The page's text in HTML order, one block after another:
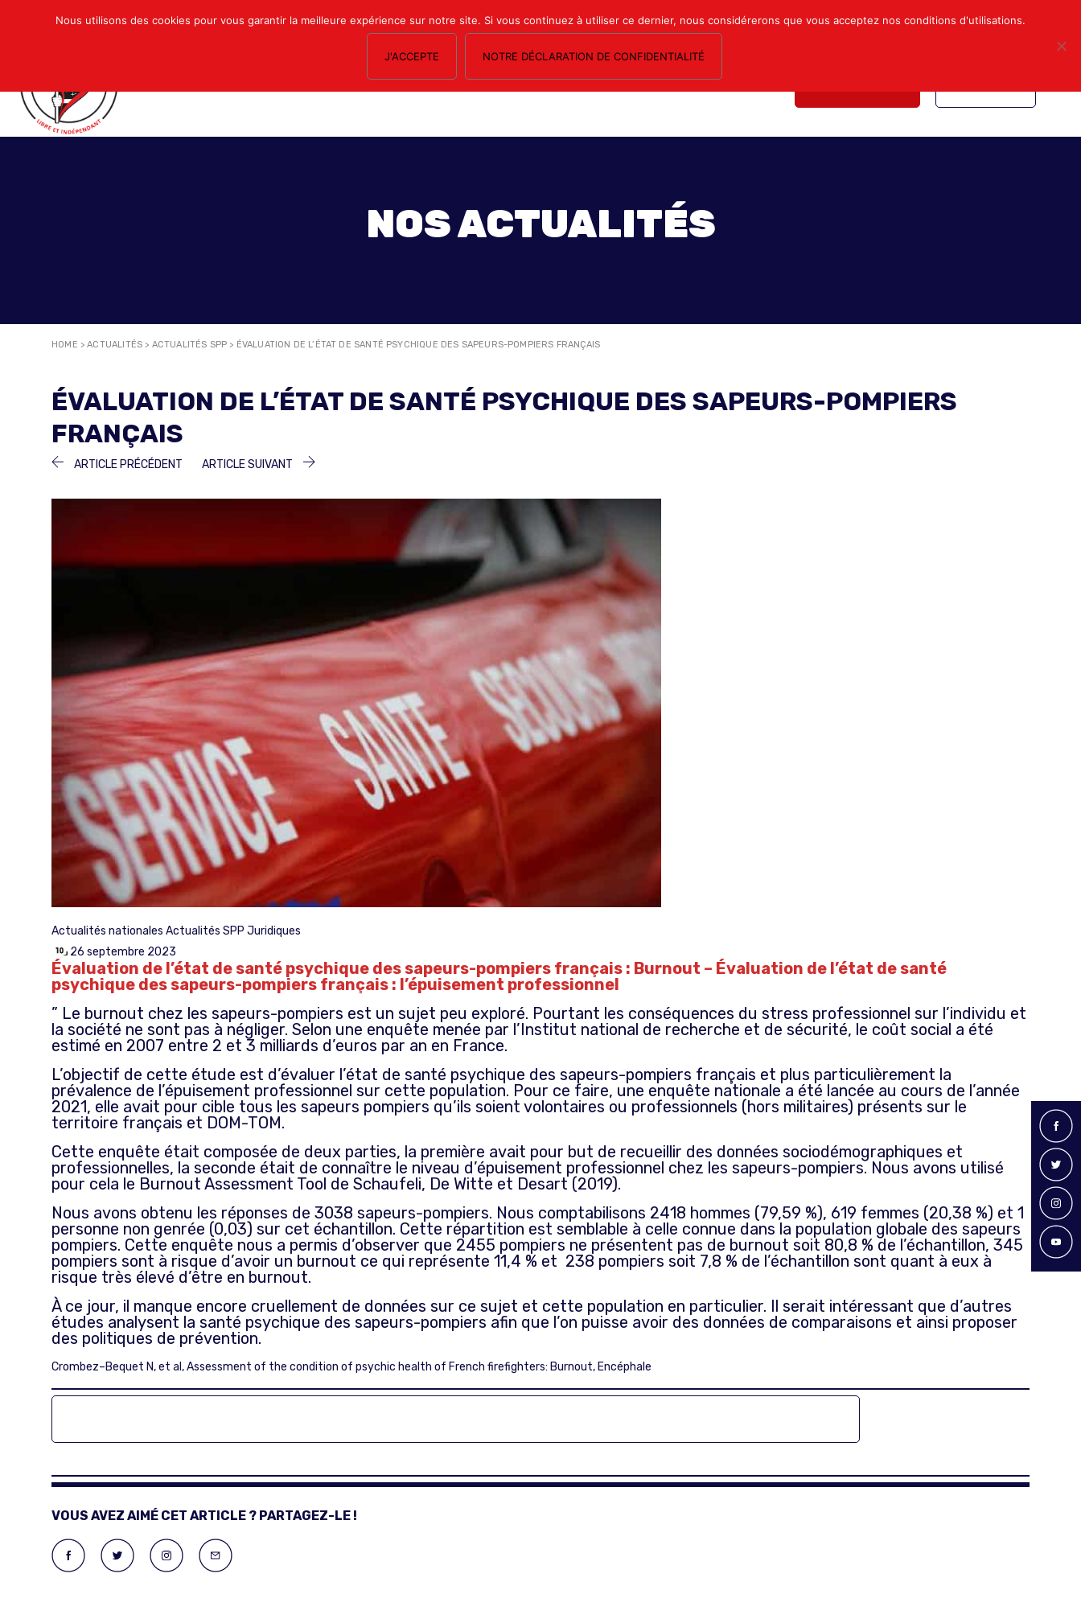
Mon compte Nous contacter
NOS SECTIONS LE MAGAZINE ESPACE ADHÉRENTS FORMATION SYNDICALE
NOS ACTUALITÉS
HOME >ACTUALITÉS > ACTUALITÉS SPP > ÉVALUATION DE L’ÉTAT DE SANTÉ PSYCHIQUE DES SAPEURS-POMPIERS FRANÇAIS
ÉVALUATION DE L’ÉTAT DE SANTÉ PSYCHIQUE DES SAPEURS-POMPIERS
FRANÇAIS
NAVIGATION
ARTICLE PRÉCÉDENT ARTICLE
ARTICLE SUIVANT
ARTICLE
Actualités nationales Actualités SPP Juridiques
26 septembre 2023
Évaluation de l’état de santé psychique des sapeurs-pompiers français : Burnout – Évaluation de l’état de santé
psychique des sapeurs-pompiers français : l’épuisement professionnel
” Le burnout chez les sapeurs-pompiers est un sujet peu exploré. Pourtant les conséquences du stress professionnel sur l’individu et
la société ne sont pas à négliger. Selon une enquête menée par l’Institut national de recherche et de sécurité, le coût social a été
estimé en 2007 entre 2 et 3 milliards d’euros par an en France.
L’objectif de cette étude est d’évaluer l’état de santé psychique des sapeurs-pompiers français et plus particulièrement la
prévalence de l’épuisement professionnel sur cette population. Pour ce faire, une enquête nationale a été lancée au cours de l’année
2021, elle avait pour cible tous les sapeurs pompiers qu’ils soient volontaires ou professionnels (hors militaires) présents sur le
territoire français et DOM-TOM.
Cette enquête était composée de deux parties, la première avait pour but de recueillir des données sociodémographiques et
professionnelles, la seconde était de connaître le niveau d’épuisement professionnel chez les sapeurs-pompiers. Nous avons utilisé
pour cela le Burnout Assessment Tool de Schaufeli, De Witte et Desart (2019).
Nous avons obtenu les réponses de 3038 sapeurs-pompiers. Nous comptabilisons 2418 hommes (79,59 %), 619 femmes (20,38 %) et 1
personne non genrée (0,03) sur cet échantillon. Cette répartition est semblable à celle connue dans la population globale des sapeurs
pompiers. Cette enquête nous a permis d’observer que 2455 pompiers ne présentent pas de burnout soit 80,8 % de l’échantillon, 345
pompiers sont à risque d’avoir un burnout ce qui représente 11,4 % et 238 pompiers soit 7,8 % de l’échantillon sont quant à eux à
risque très élevé d’être en burnout.
À ce jour, il manque encore cruellement de données sur ce sujet et cette population en particulier. Il serait intéressant que d’autres
études analysent la santé psychique des sapeurs-pompiers afin que l’on puisse avoir des données de comparaisons et ainsi proposer
des politiques de prévention.
Crombez–Bequet N, et al, Assessment of the condition of psychic health of French firefighters: Burnout, Encéphale
VOUS AVEZ AIMÉ CET ARTICLE ? PARTAGEZ-LE !
Nous utilisons des cookies pour vous garantir la meilleure expérience sur notre site. Si vous continuez à utiliser ce dernier, nous considérerons que vous acceptez nos conditions d'utilisations.
J'ACCEPTE NOTRE DÉCLARATION DE CONFIDENTIALITÉ